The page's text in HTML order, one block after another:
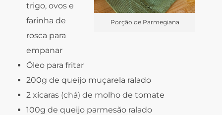
Porção de Parmegiana
trigo, ovos e
farinha de
rosca para
empanar
Óleo para fritar
200g de queijo muçarela ralado
2 xícaras (chá) de molho de tomate
100g de queijo parmesão ralado